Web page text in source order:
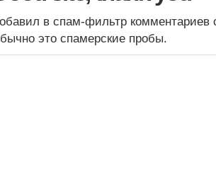
в спам-фильтр комментариев
это спамерские пробы.